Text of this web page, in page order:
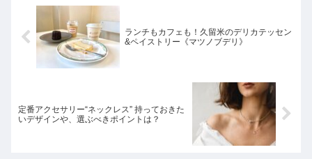
ランチもカフェも！久留米のデリカテッセン
&ペイストリー《マツノブデリ》
定番アクセサリー“ネックレス” 持っておきた
いデザインや、選ぶべきポイントは？